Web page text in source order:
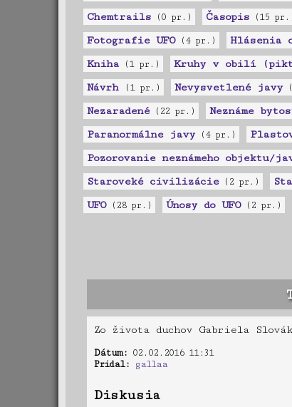
Chemtrails (0 pr.) Časopis (15
Fotografie UFO(4 pr.) Hlásenia
Kniha (1 pr.) Kruhy v obilí
Návrh (1 pr.) Nevysvetlené javy
Nezaradené(22 pr.) Neznáme
Paranormálne javy (4 pr.)
Pozorovanie neznámeho objektu/
Staroveké civilizácie(2 pr.)
UFO(28 pr.) Únosy do UFO(2 pr.)
Zo života duchov Gabriela
Dátum: 02.02.2016 11:31
Pridal:
gallaa
Diskusia